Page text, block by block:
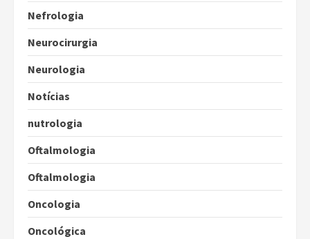
Nefrologia
Neurocirurgia
Neurologia
Notícias
nutrologia
Oftalmologia
Oftalmologia
Oncologia
Oncológica